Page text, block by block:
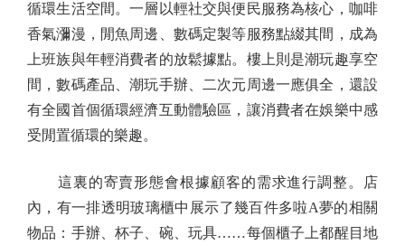
循環生活空間。一層以輕社交與便民服務為核心，咖啡
香氣瀰漫，閒魚周邊、數碼定製等服務點綴其間，成為
上班族與年輕消費者的放鬆據點。樓上則是潮玩趣享空
間，數碼產品、潮玩手辦、二次元周邊一應俱全，還設
有全國首個循環經濟互動體驗區，讓消費者在娛樂中感
受閒置循環的樂趣。
這裏的寄賣形態會根據顧客的需求進行調整。店
內，有一排透明玻璃櫃中展示了幾百件多啦A夢的相關
物品：手辦、杯子、碗、玩具……每個櫃子上都醒目地